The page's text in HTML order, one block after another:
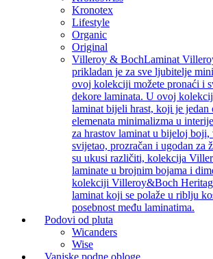
Kronotex
Lifestyle
Organic
Original
Villeroy & BochLaminat
prikladan je za sve ljubitelje
ovoj kolekciji možete pronaći i
dekore laminata. U ovoj
laminat bijeli hrast, koji je jedan
elemenata minimalizma u
za hrastov laminat u bijeloj boji,
svijetao, prozračan i ugodan za
su ukusi različiti, kolekcija
laminate u brojnim bojama i
kolekciji Villeroy&Boch
laminat koji se polaže u riblju
posebnost među laminatima.
Podovi od pluta
Wicanders
Wise
Vanjske podne obloge